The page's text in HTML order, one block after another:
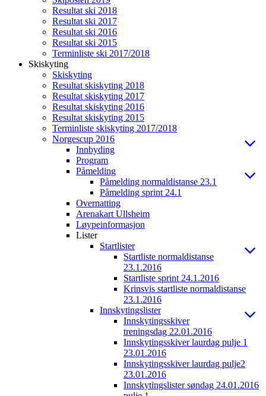
Resultat ski 2018
Resultat ski 2017
Resultat ski 2016
Resultat ski 2015
Terminliste ski 2017/2018
Skiskyting
Skiskyting
Resultat skiskyting 2018
Resultat skiskyting 2017
Resultat skiskyting 2016
Resultat skiskyting 2015
Terminliste skiskyting 2017/2018
Norgescup 2016
Innbyding
Program
Påmelding
Påmelding normaldistanse 23.1
Påmelding sprint 24.1
Overnatting
Arenakart Ullsheim
Løypeinformasjon
Lister
Startlister
Startliste normaldistanse
23.1.2016
Startliste sprint 24.1.2016
Krinsvis startliste normaldistanse
23.1.2016
Innskytingslister
Innskytingsskiver
treningsdag 22.01.2016
Innskytingsskiver laurdag pulje 1
23.01.2016
Innskytingsskiver laurdag pulje2
23.01.2016
Innskytingslister søndag 24.01.2016